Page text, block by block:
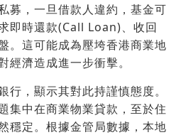
募，一旦借款人違約，基金可
即時還款(Call Loan)、收回
。這可能成為壓垮香港商業地
經濟造成進一步衝擊。
行，顯示其對此持謹慎態度。
集中在商業物業貸款，至於住
穩定。根據金管局數據，本地